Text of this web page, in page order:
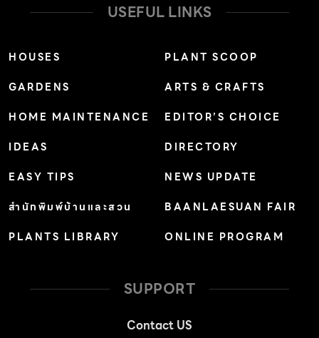
USEFUL LINKS
HOUSES
GARDENS
HOME MAINTENANCE
IDEAS
EASY TIPS
สำนักพิมพ์บ้านและสวน
PLANTS LIBRARY
PLANT SCOOP
ARTS & CRAFTS
EDITOR’S CHOICE
DIRECTORY
NEWS UPDATE
BAANLAESUAN FAIR
ONLINE PROGRAM
SUPPORT
Contact US